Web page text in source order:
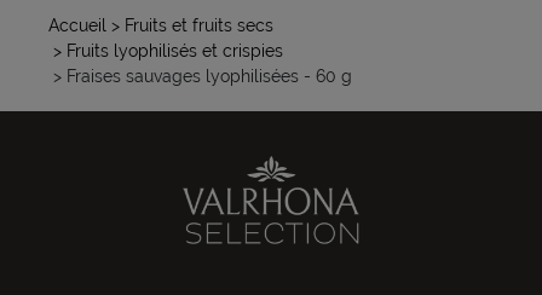
Accueil > Fruits et fruits secs
> Fruits lyophilisés et crispies
> Fraises sauvages lyophilisées - 60 g